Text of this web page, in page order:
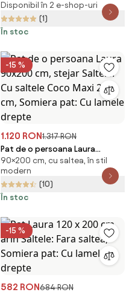
pat: Fara somiera
Disponibil în 2 e-shop-uri
(1)
În stoc
-15 %
1.120 RON1.317 RON
Pat de o persoana Laura
90x200 cm, stejar Saltele: Cu
saltele Coco Maxi 20 cm,
Somiera pat: Cu lamele drepte
90×200 cm, cu saltea, în stil
modern
(10)
În stoc
-15 %
582 RON684 RON